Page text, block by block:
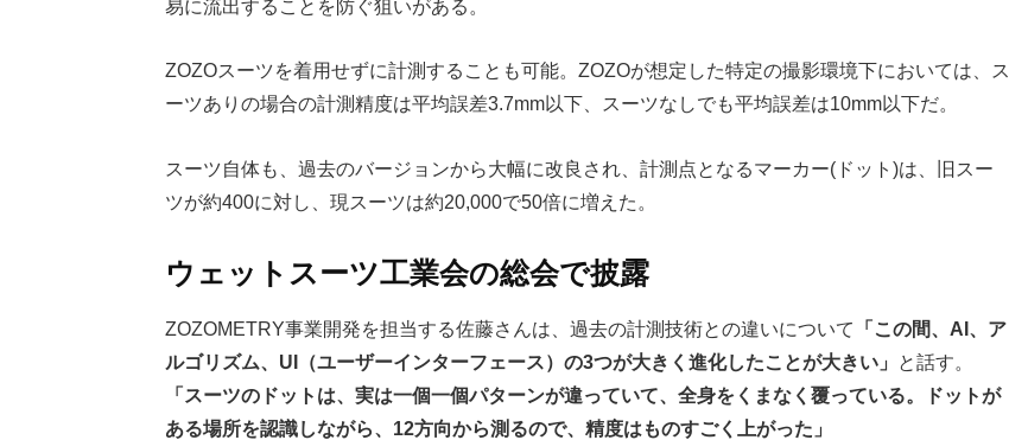
易に流出することを防ぐ狙いがある。
ZOZOスーツを着用せずに計測することも可能。ZOZOが想定した特定の撮影環境下においては、ス
ーツありの場合の計測精度は平均誤差3.7mm以下、スーツなしでも平均誤差は10mm以下だ。
スーツ自体も、過去のバージョンから大幅に改良され、計測点となるマーカー(ドット)は、旧スー
ツが約400に対し、現スーツは約20,000で50倍に増えた。
ウェットスーツ工業会の総会で披露
ZOZOMETRY事業開発を担当する佐藤さんは、過去の計測技術との違いについて
「この間、AI、ア
ルゴリズム、UI（ユーザーインターフェース）の3つが大きく進化したことが大きい」
と話す。
「スーツのドットは、実は一個一個パターンが違っていて、全身をくまなく覆っている。ドットが
ある場所を認識しながら、12方向から測るので、精度はものすごく上がった」